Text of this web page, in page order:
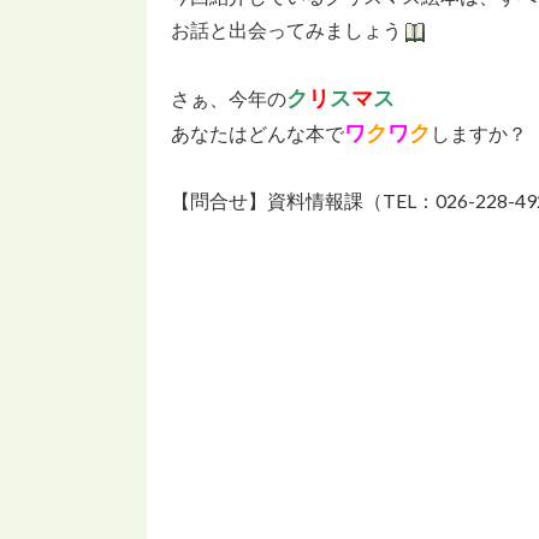
お話と出会ってみましょう
さぁ、今年のク リ スマス
あなたはどんな本でワクワク しますか？
【問合せ】資料情報課（TEL：026-228-